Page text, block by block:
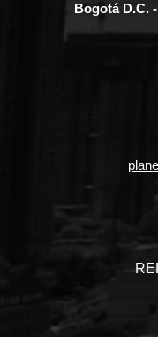
Bogotá D.C.